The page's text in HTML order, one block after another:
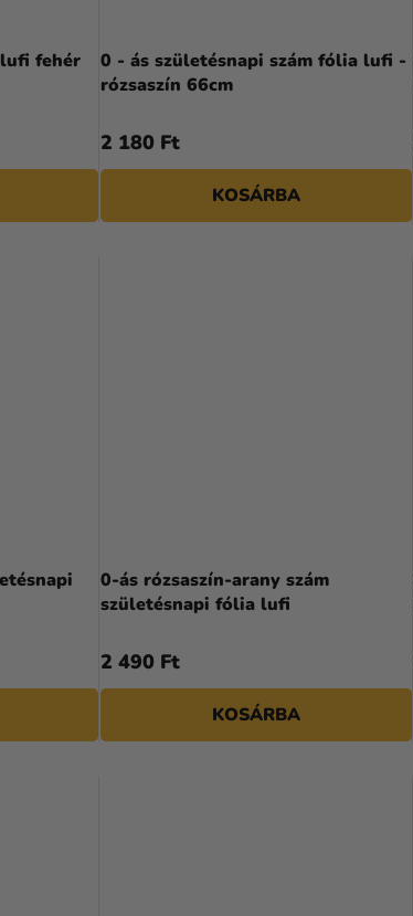
fehér
0 - ás születésnapi szám fólia lufi -
rózsaszín 66cm
2 180 Ft
KOSÁRBA
0-ás rózsaszín-arany szám
születésnapi fólia lufi
2 490 Ft
KOSÁRBA